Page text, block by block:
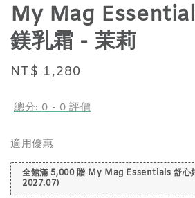
My Mag
鎂乳霜 - 茉莉
Regular
NT$ 1,280
總分: 0 - 0 評價
適用優惠
全館滿 5,000 贈 My Mag Essentials 舒心
2027.07)